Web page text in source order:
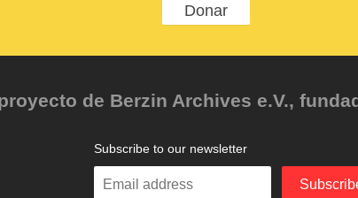
Donar
de Berzin Archives e.V.,
Subscribe to our newsletter
Enter